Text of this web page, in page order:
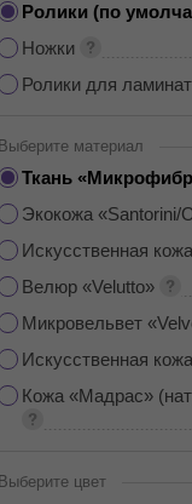
Ролики (по
Ножки
Ролики для
Выберите материал
Ткань
Экокожа «Santorini/
Искусственная
Велюр «Velutto»
Микровельвет
Искусственная
Кожа «Мадрас»
Выберите цвет